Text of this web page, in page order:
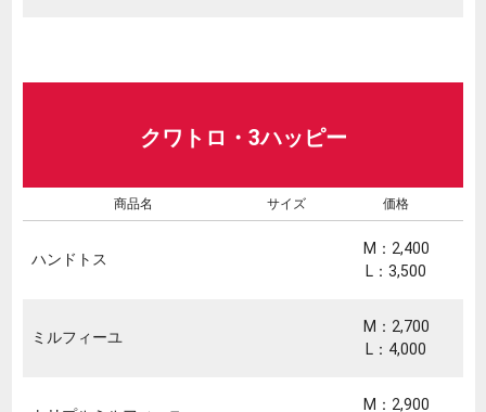
クワトロ・3ハッピー
商品名 サイズ 価格
ハンドトス
M：2,400
L：3,500
ミルフィーユ
M：2,700
L：4,000
M：2,900